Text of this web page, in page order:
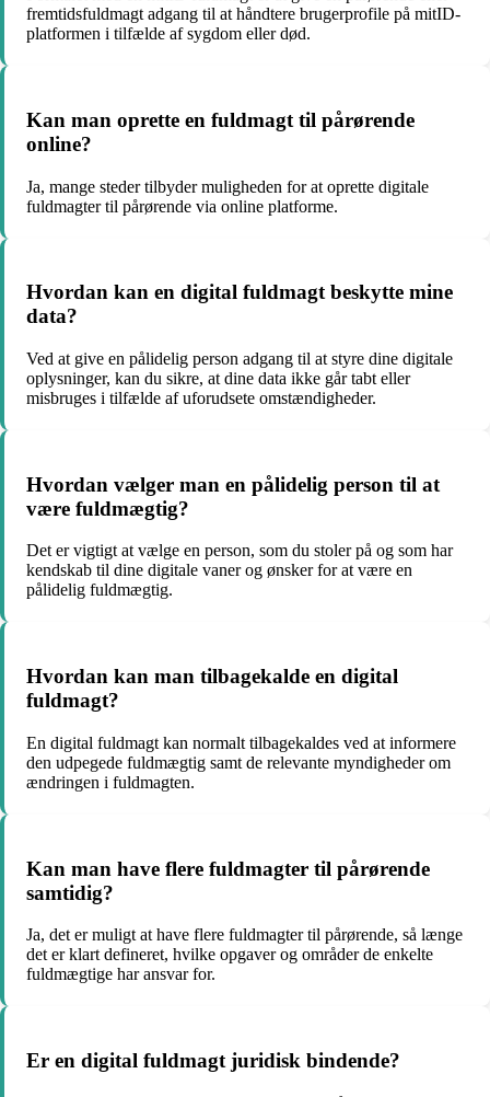
fremtidsfuldmagt adgang til at håndtere brugerprofile på mitID-
platformen i tilfælde af sygdom eller død.
Kan man oprette en fuldmagt til pårørende
online?
Ja, mange steder tilbyder muligheden for at oprette digitale
fuldmagter til pårørende via online platforme.
Hvordan kan en digital fuldmagt beskytte mine
data?
Ved at give en pålidelig person adgang til at styre dine digitale
oplysninger, kan du sikre, at dine data ikke går tabt eller
misbruges i tilfælde af uforudsete omstændigheder.
Hvordan vælger man en pålidelig person til at
være fuldmægtig?
Det er vigtigt at vælge en person, som du stoler på og som har
kendskab til dine digitale vaner og ønsker for at være en
pålidelig fuldmægtig.
Hvordan kan man tilbagekalde en digital
fuldmagt?
En digital fuldmagt kan normalt tilbagekaldes ved at informere
den udpegede fuldmægtig samt de relevante myndigheder om
ændringen i fuldmagten.
Kan man have flere fuldmagter til pårørende
samtidig?
Ja, det er muligt at have flere fuldmagter til pårørende, så længe
det er klart defineret, hvilke opgaver og områder de enkelte
fuldmægtige har ansvar for.
Er en digital fuldmagt juridisk bindende?